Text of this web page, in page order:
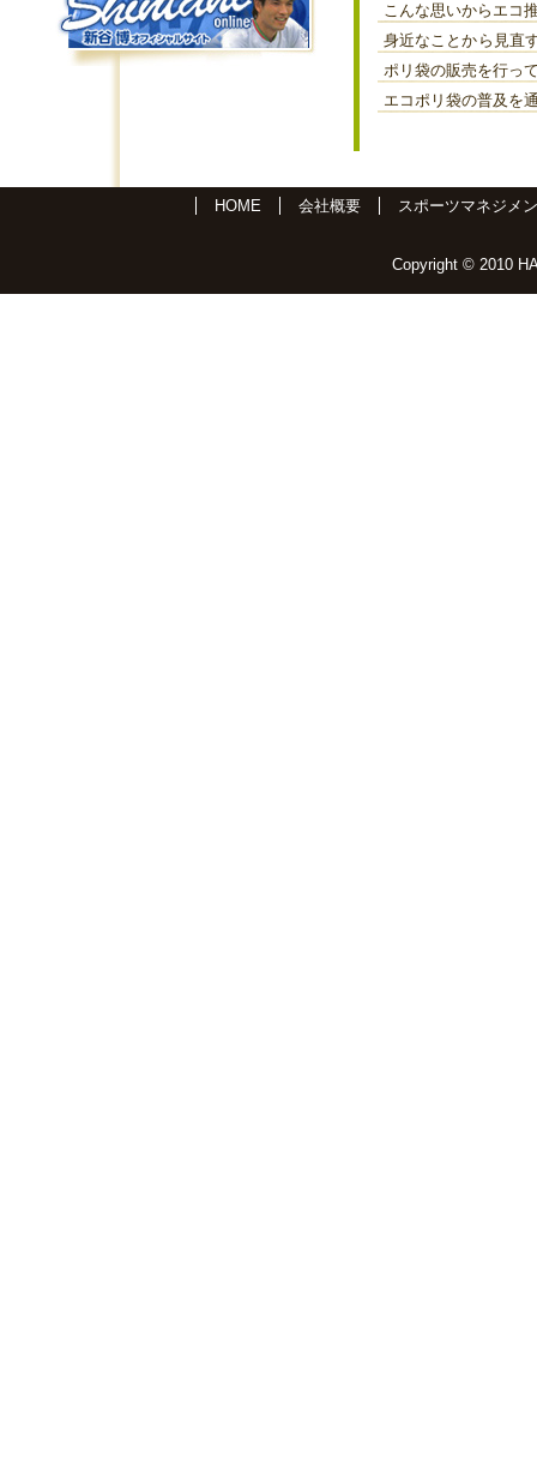
こんな思いからエコ
身近なことから見直
ポリ袋の販売を行っ
エコポリ袋の普及を
HOME 会社概要 スポーツマネジメ
Copyright © 2010